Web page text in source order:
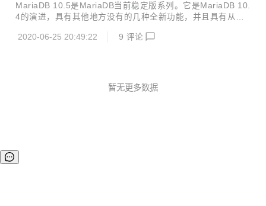
MariaDB 10.5是MariaDB当前稳定版系列。它是MariaDB 10.
4的演进，具有其他地方没有的几种全新功能，并且具有从My
（GA）发行版。 有关MariaDB 10.5的概述，请参阅 什么是
定版本，而10.5.4中的S3存储引擎只有Alpha 级别。 此版本
2020-06-25 20:49:22 9 评论
暂无更多数据